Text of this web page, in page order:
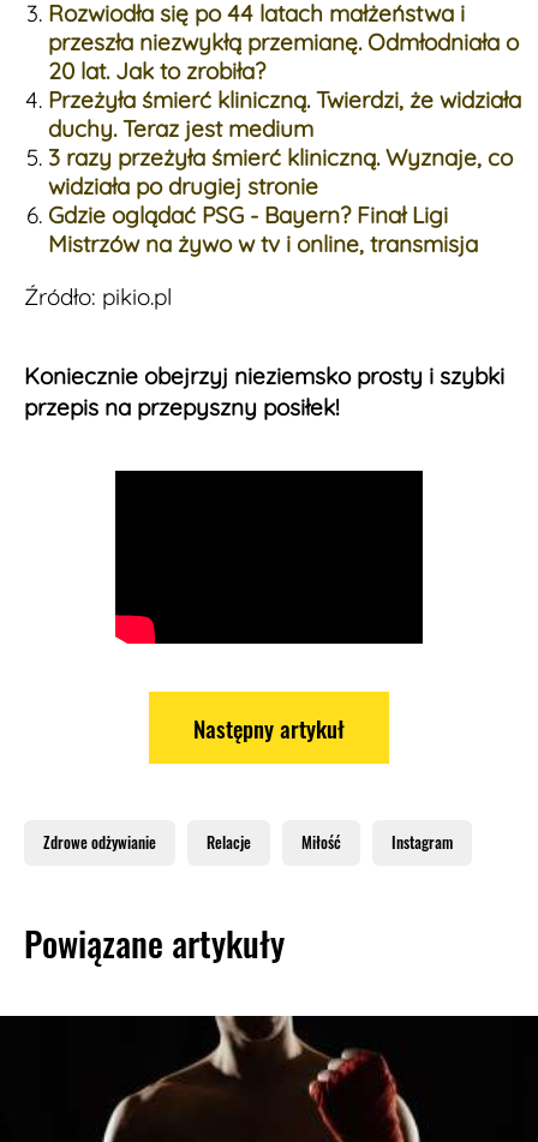
Rozwiodła się po 44 latach małżeństwa i
przeszła niezwykłą przemianę. Odmłodniała o
20 lat. Jak to zrobiła?
Przeżyła śmierć kliniczną. Twierdzi, że widziała
duchy. Teraz jest medium
3 razy przeżyła śmierć kliniczną. Wyznaje, co
widziała po drugiej stronie
Gdzie oglądać PSG - Bayern? Finał Ligi
Mistrzów na żywo w tv i online, transmisja
Źródło: pikio.pl
Koniecznie obejrzyj nieziemsko prosty i szybki
przepis na przepyszny posiłek!
Następny artykuł
Zdrowe odżywianie Relacje Miłość Instagram
Powiązane artykuły